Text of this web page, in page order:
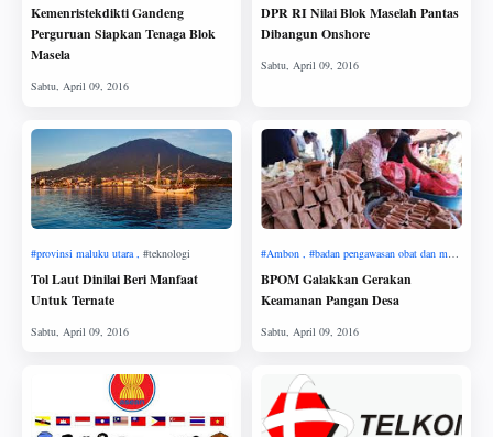
Kemenristekdikti Gandeng
Perguruan Siapkan Tenaga Blok
Masela
DPR RI Nilai Blok Maselah Pantas
Dibangun Onshore
Tol Laut Dinilai Beri Manfaat
Untuk Ternate
BPOM Galakkan Gerakan
Keamanan Pangan Desa